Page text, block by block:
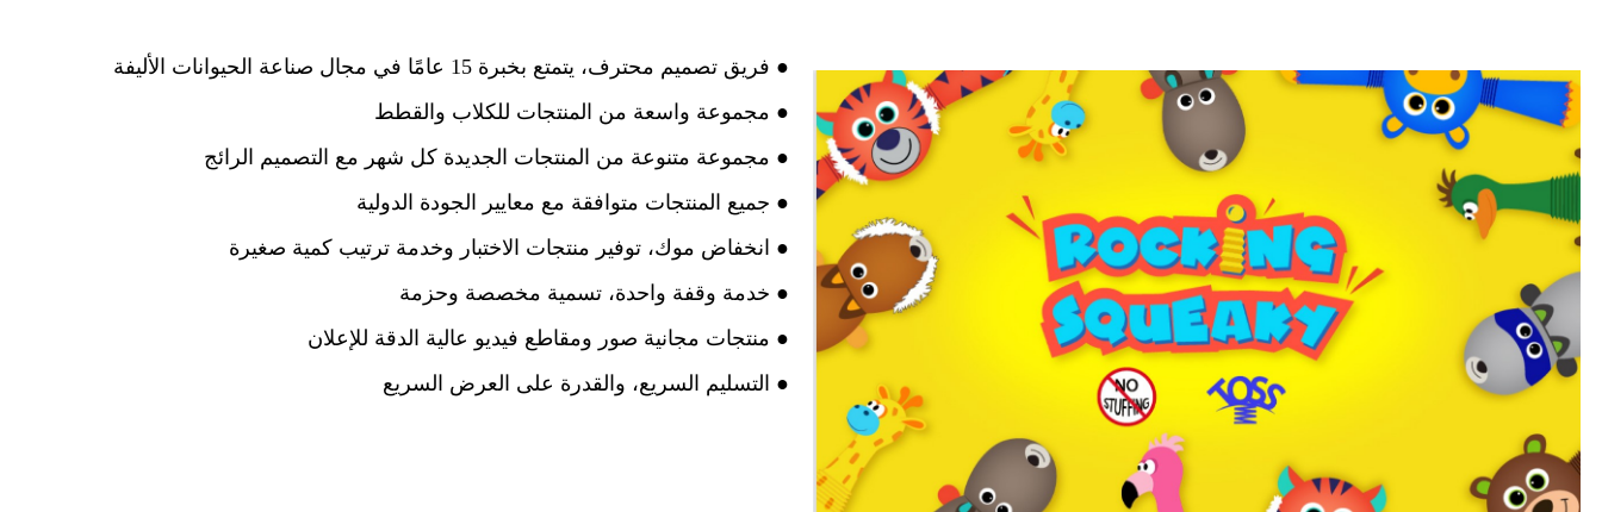
● فريق تصميم محترف، يتمتع بخبرة 15 عامًا في مجال صناعة الحيوانات الأليفة
● مجموعة واسعة من المنتجات للكلاب والقطط
● مجموعة متنوعة من المنتجات الجديدة كل شهر مع التصميم الرائج
● جميع المنتجات متوافقة مع معايير الجودة الدولية
● انخفاض موك، توفير منتجات الاختبار وخدمة ترتيب كمية صغيرة
● خدمة وقفة واحدة، تسمية مخصصة وحزمة
● منتجات مجانية صور ومقاطع فيديو عالية الدقة للإعلان
● التسليم السريع، والقدرة على العرض السريع